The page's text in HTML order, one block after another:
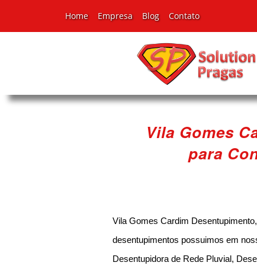
Home Empresa Blog Contato
Vila Gomes
para
Vila Gomes Cardim
desentupimentos possuimos em
Desentupidora de Rede Pluvial,